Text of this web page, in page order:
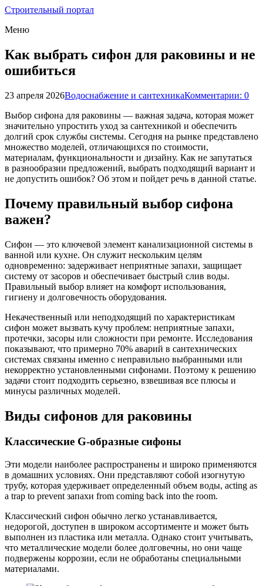
Строительный портал
Меню
Как выбрать сифон для раковины и не
ошибиться
23 апреля 2026Водоснабжение и сантехникаКомментарии: 0
Выбор сифона для раковины — важная задача, которая может
значительно упростить уход за сантехникой и обеспечить
долгий срок службы системы. Сегодня на рынке представлено
множество моделей, отличающихся по стоимости,
материалам, функциональности и дизайну. Как не запутаться
в разнообразии предложений, выбрать подходящий вариант и
не допустить ошибок? Об этом и пойдет речь в данной статье.
Почему правильный выбор сифона
важен?
Сифон — это ключевой элемент канализационной системы в
ванной или кухне. Он служит нескольким целям
одновременно: задерживает неприятные запахи, защищает
систему от засоров и обеспечивает быстрый слив воды.
Правильный выбор влияет на комфорт использования,
гигиену и долговечность оборудования.
Некачественный или неподходящий по характеристикам
сифон может вызвать кучу проблем: неприятные запахи,
протечки, засоры или сложности при ремонте. Исследования
показывают, что примерно 70% аварий в сантехнических
системах связаны именно с неправильно выбранными или
некорректно установленными сифонами. Поэтому к решению
задачи стоит подходить серьезно, взвешивая все плюсы и
минусы различных моделей.
Виды сифонов для раковины
Классические G-образные сифоны
Эти модели наиболее распространены и широко применяются
в домашних условиях. Они представляют собой изогнутую
трубу, которая удерживает определенный объем воды, acting as
a trap to prevent запахи from coming back into the room.
Классический сифон обычно легко устанавливается,
недорогой, доступен в широком ассортименте и может быть
выполнен из пластика или металла. Однако стоит учитывать,
что металлические модели более долговечны, но они чаще
подвержены коррозии, если не обработаны специальными
материалами.